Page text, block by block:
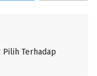
Terhadap